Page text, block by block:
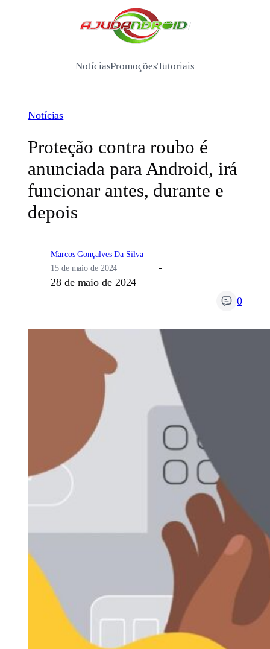
/
NotíciasPromoçõesTutoriais
Notícias
Proteção contra roubo é
anunciada para Android, irá
funcionar antes, durante e
depois
Marcos Gonçalves Da Silva
15 de maio de 2024
28 de maio de 2024
0